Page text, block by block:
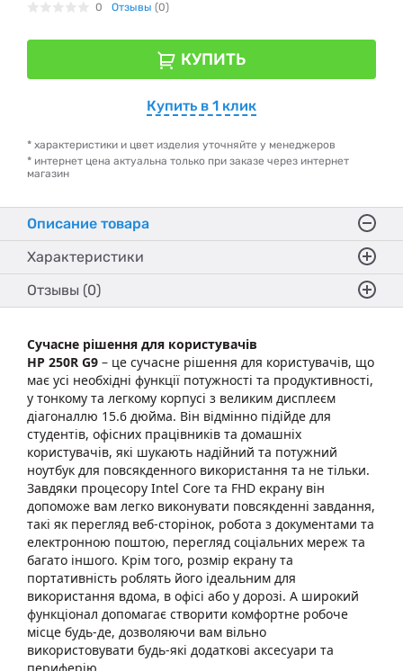
0 Отзывы (0)
КУПИТЬ
Купить в 1 клик
* характеристики и цвет изделия уточняйте у менеджеров
* интернет цена актуальна только при заказе через интернет
магазин
Описание товара
Характеристики
Отзывы (0)
Сучасне рішення для користувачів
HP 250R G9 – це сучасне рішення для користувачів, що
має усі необхідні функції потужності та продуктивності,
у тонкому та легкому корпусі з великим дисплеєм
діагоналлю 15.6 дюйма. Він відмінно підійде для
студентів, офісних працівників та домашніх
користувачів, які шукають надійний та потужний
ноутбук для повсякденного використання та не тільки.
Завдяки процесору Intel Core та FHD екрану він
допоможе вам легко виконувати повсякденні завдання,
такі як перегляд веб-сторінок, робота з документами та
електронною поштою, перегляд соціальних мереж та
багато іншого. Крім того, розмір екрану та
портативність роблять його ідеальним для
використання вдома, в офісі або у дорозі. А широкий
функціонал допомагає створити комфортне робоче
місце будь-де, дозволяючи вам вільно
використовувати будь-які додаткові аксесуари та